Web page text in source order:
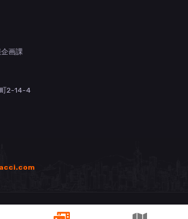
画課
2-14-4
賀商工会議所 All Rights Reserved.